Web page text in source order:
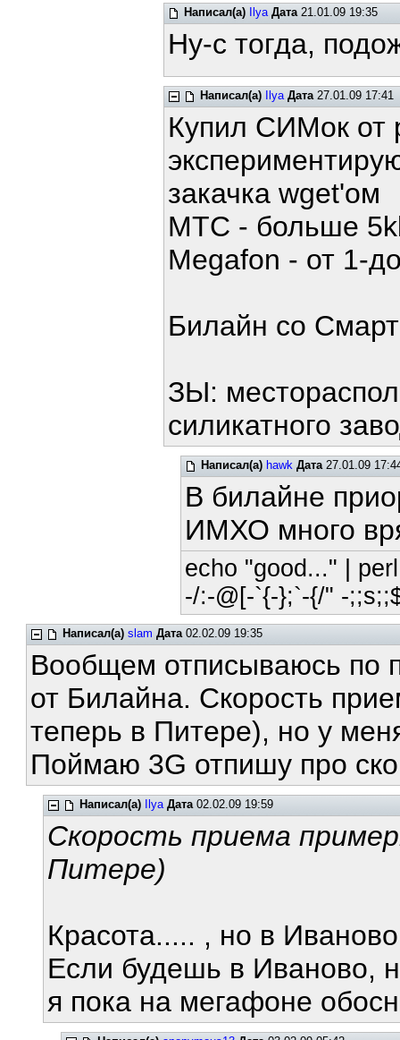
Написал(а) Ilya Дата21.01.09 19:35
Ну-с тогда,
Написал(а) Ilya Дата27.01.09 17:41
Купил СИМок от
закачка wget'ом
МТС - больше
Megafon - от 1-
Билайн со
ЗЫ:
силикатного
Написал(а) hawk Дата27.01.09
В билайне
ИМХО много
echo "good..." |
-/:-@[-`{-};`-{/" -
Написал(а) slam Дата02.02.09 19:35
Вообщем отписываюсь по
от Билайна. Скорость
теперь в Питере), но у
Поймаю 3G отпишу про
Написал(а) Ilya Дата02.02.09 19:59
Скорость приема
Питере)
Красота..... , но в
Если будешь в Иваново,
я пока на мегафоне